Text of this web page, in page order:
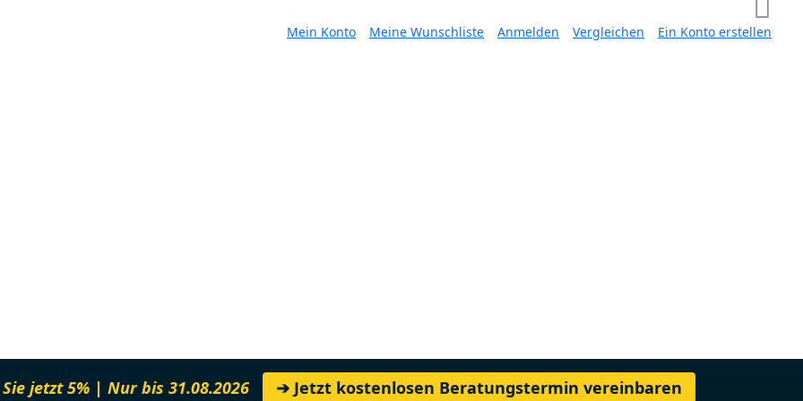
Mein Konto Meine Wunschliste Anmelden Vergleichen Ein Konto erstellen
jetzt 5% | Nur bis 31.08.2026 ➔ Jetzt kostenlosen Beratungstermin vereinbaren